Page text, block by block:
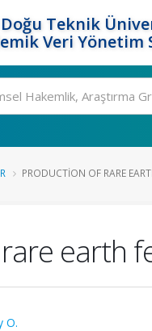
Teknik
Veri Yönetim
PRODUCTION OF RARE
earth
O.